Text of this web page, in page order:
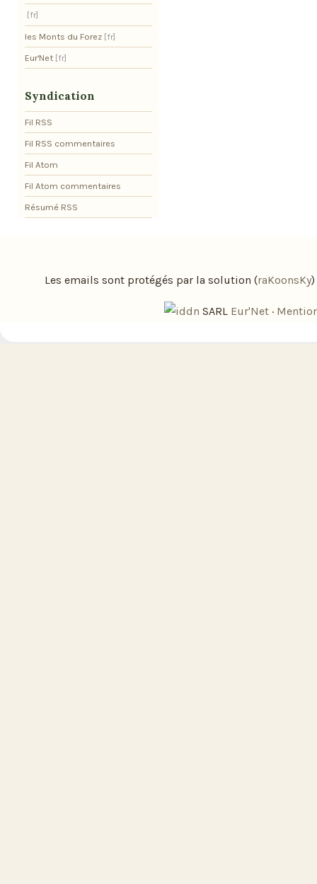
les Monts du Forez
Eur'Net
Syndication
Fil RSS
Fil RSS commentaires
Fil Atom
Fil Atom commentaires
Résumé RSS
Les emails sont protégés par la solution (raKoonsKy)
SARL Eur'Net ·